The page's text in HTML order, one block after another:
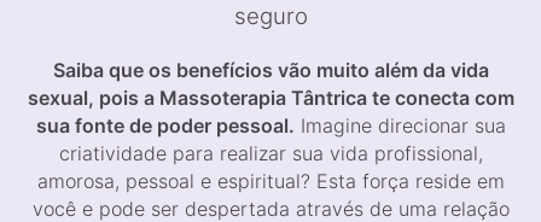
seguro
Saiba que os benefícios vão muito além da vida
sexual, pois a Massoterapia Tântrica te conecta com
sua fonte de poder pessoal. Imagine direcionar sua
criatividade para realizar sua vida profissional,
amorosa, pessoal e espiritual? Esta força reside em
você e pode ser despertada através de uma relação